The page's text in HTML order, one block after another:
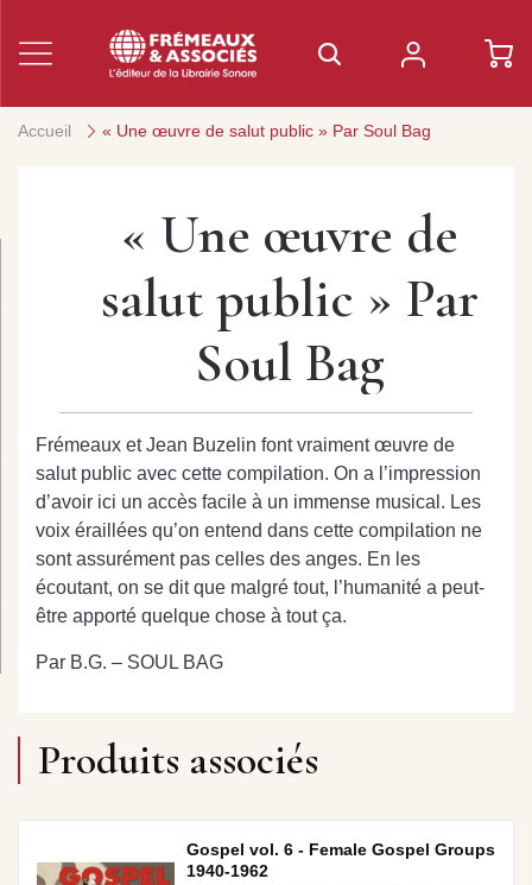
Accueil « Une œuvre de salut public » Par Soul Bag
« Une œuvre de
salut public » Par
Soul Bag
Frémeaux et Jean Buzelin font vraiment œuvre de
salut public avec cette compilation. On a l’impression
d’avoir ici un accès facile à un immense musical. Les
voix éraillées qu’on entend dans cette compilation ne
sont assurément pas celles des anges. En les
écoutant, on se dit que malgré tout, l’humanité a peut-
être apporté quelque chose à tout ça.
Par B.G. – SOUL BAG
Produits associés
Gospel vol. 6 - Female Gospel Groups
1940-1962